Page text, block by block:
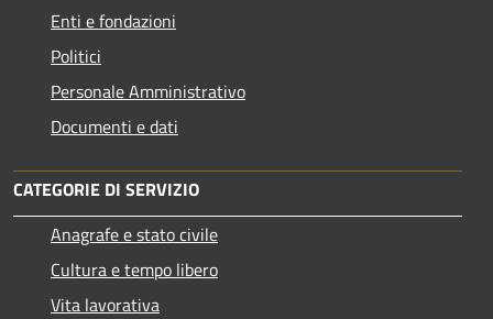
Enti e fondazioni
Politici
Personale Amministrativo
Documenti e dati
CATEGORIE DI SERVIZIO
Anagrafe e stato civile
Cultura e tempo libero
Vita lavorativa